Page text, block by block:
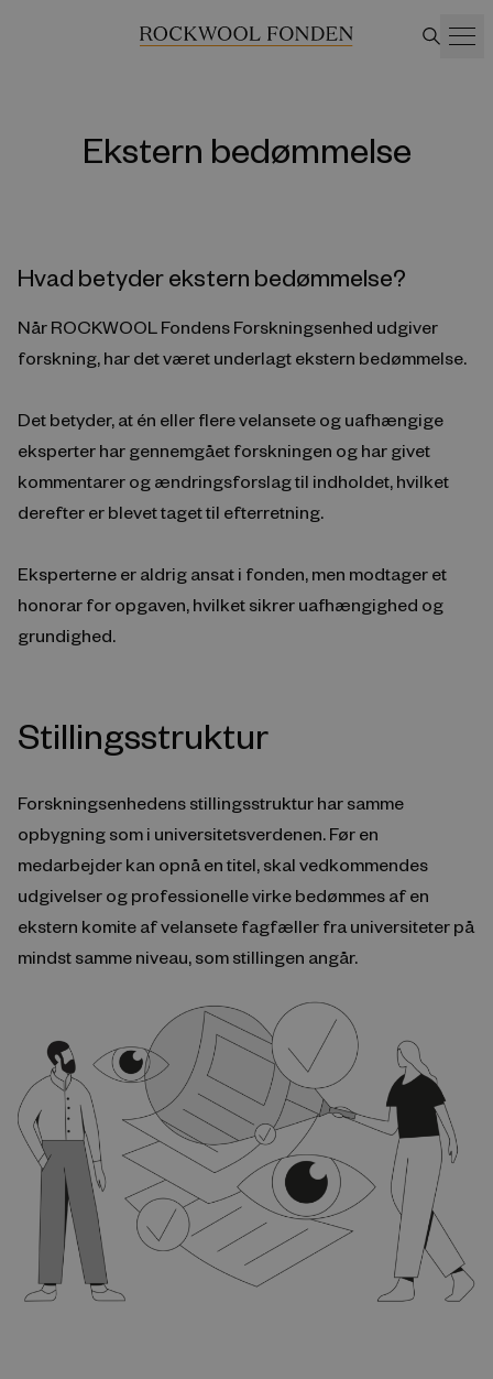
Ekstern bedømmelse
Hvad betyder ekstern bedømmelse?
Når ROCKWOOL Fondens Forskningsenhed udgiver
forskning, har det været underlagt ekstern bedømmelse.
Det betyder, at én eller flere velansete og uafhængige
eksperter har gennemgået forskningen og har givet
kommentarer og ændringsforslag til indholdet, hvilket
derefter er blevet taget til efterretning.
Eksperterne er aldrig ansat i fonden, men modtager et
honorar for opgaven, hvilket sikrer uafhængighed og
grundighed.
Stillingsstruktur
Forskningsenhedens stillingsstruktur har samme
opbygning som i universitetsverdenen. Før en
medarbejder kan opnå en titel, skal vedkommendes
udgivelser og professionelle virke bedømmes af en
ekstern komite af velansete fagfæller fra universiteter på
mindst samme niveau, som stillingen angår.